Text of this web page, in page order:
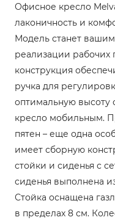
Офисное кресло
лаконичность и
Модель станет
реализации рабочих
конструкция
ручка для
оптимальную высоту
кресло мобильным.
пятен – еще одна
имеет сборную
стойки и сиденья с
сиденья выполнена
Стойка оснащена
в пределах 8 см.